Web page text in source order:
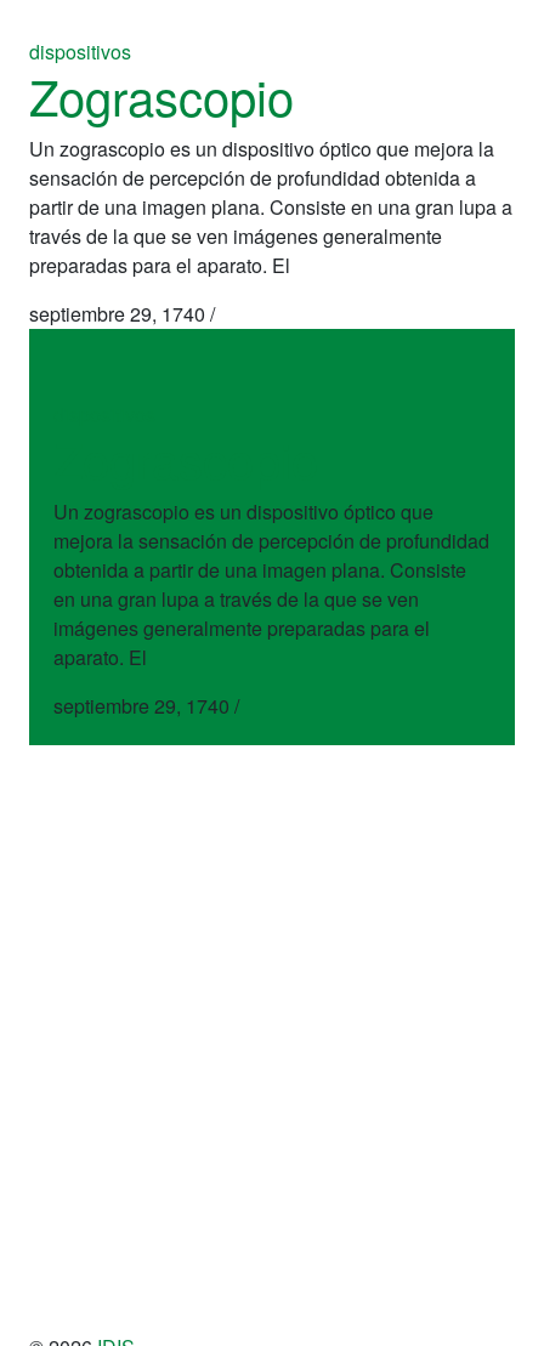
dispositivos
Zograscopio
Un zograscopio es un dispositivo óptico que mejora la
sensación de percepción de profundidad obtenida a
partir de una imagen plana. Consiste en una gran lupa a
través de la que se ven imágenes generalmente
preparadas para el aparato. El
septiembre 29, 1740 /
Un zograscopio es un dispositivo óptico que
mejora la sensación de percepción de profundidad
obtenida a partir de una imagen plana. Consiste
en una gran lupa a través de la que se ven
imágenes generalmente preparadas para el
aparato. El
septiembre 29, 1740 /